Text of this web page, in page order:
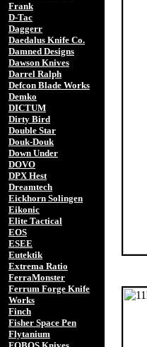
Frank
D-Tac
Daggerr
Daedalus Knife Co.
Damned Designs
Dawson Knives
Darrel Ralph
Defcon Blade Works
Demko
DICTUM
Dirty Bird
Double Star
Douk-Douk
Down Under
DOVO
DPX Hest
Dreamtech
Eickhorn Solingen
Eikonic
Elite Tactical
EOS
ESEE
Eutektik
Extrema Ratio
FerraMonster
Ferrum Forge Knife
Works
Finch
Fisher Space Pen
Flytanium